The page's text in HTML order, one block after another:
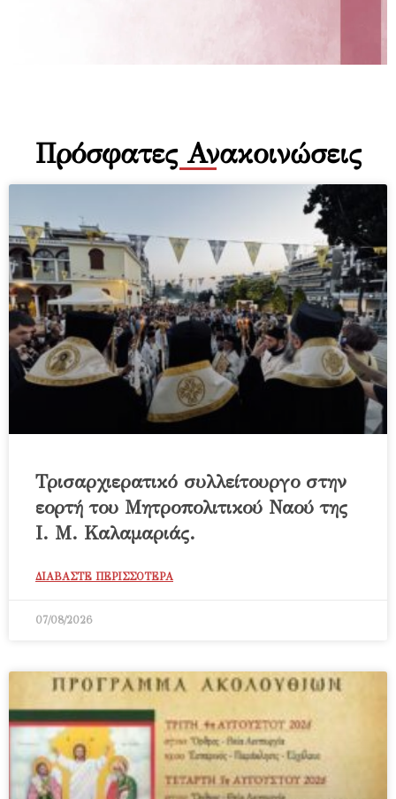
Πρόσφατες Ανακοινώσεις
Τρισαρχιερατικό συλλείτουργο στην
εορτή του Μητροπολιτικού Ναού της
Ι. Μ. Καλαμαριάς.
ΔΙΑΒΑΣΤΕ ΠΕΡΙΣΣΟΤΕΡΑ
07/08/2026